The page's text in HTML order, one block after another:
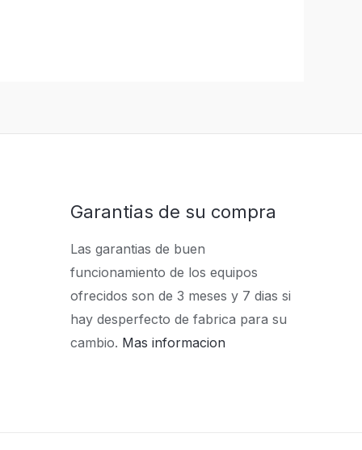
Garantias de su compra
Las garantias de buen
funcionamiento de los equipos
ofrecidos son de 3 meses y 7 dias si
hay desperfecto de fabrica para su
cambio. Mas informacion